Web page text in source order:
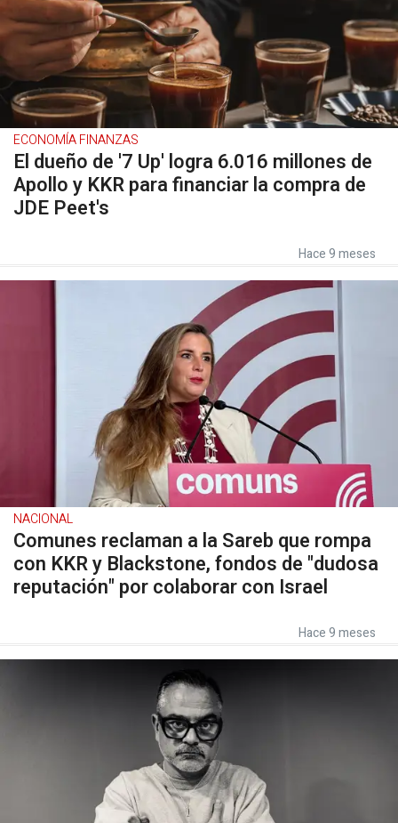
ECONOMÍA FINANZAS
El dueño de '7 Up' logra 6.016 millones de
Apollo y KKR para financiar la compra de
JDE Peet's
Hace 9 meses
NACIONAL
Comunes reclaman a la Sareb que rompa
con KKR y Blackstone, fondos de "dudosa
reputación" por colaborar con Israel
Hace 9 meses